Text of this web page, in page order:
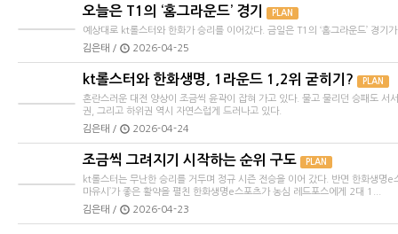
오늘은 T1의 ‘홈그라운드’ 경기
kt롤스터와 한화생명, 1라운드 1,2위 굳히기?
혼란스러운 대전 양상이 조금씩 윤곽이 잡혀 가고 있다. 물고 물리던 승패도 서
조금씩 그려지기 시작하는 순위 구도
kt롤스터는 무난한 승리를 거두며 정규 시즌 전승을 이어 갔다. 반면 한화생명e